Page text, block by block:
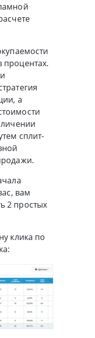
а
сплит-
вам
2 простых
клика по